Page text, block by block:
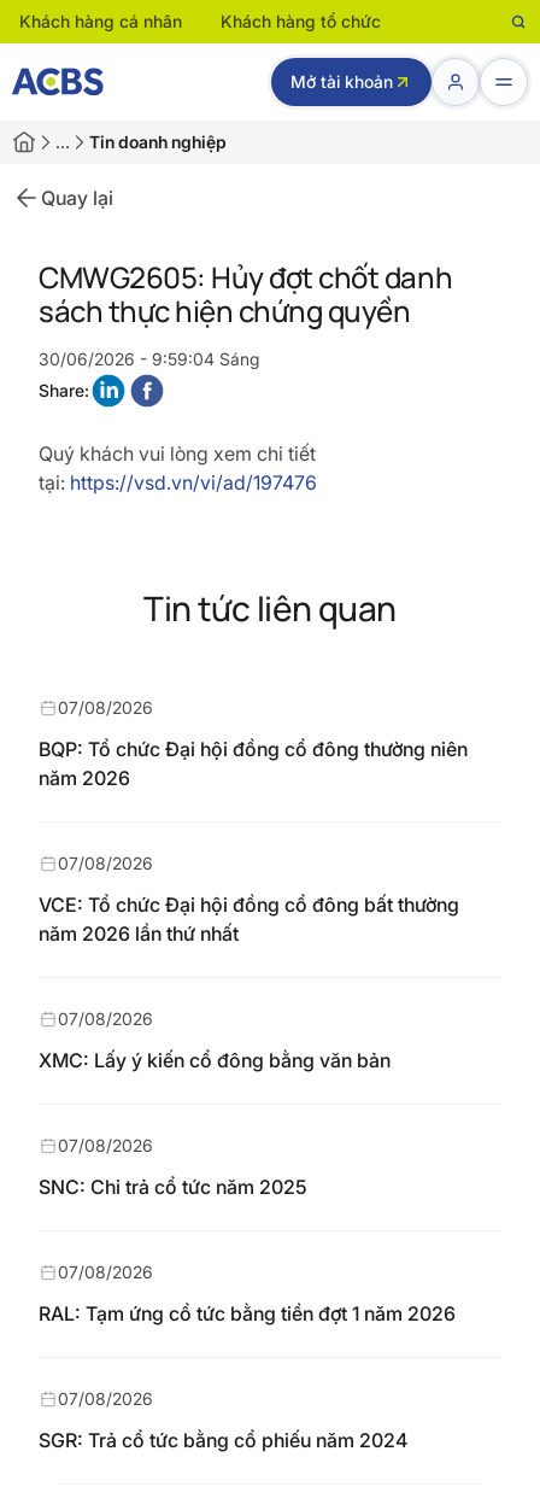
Khách hàng cá nhân Khách hàng tổ chức
Mở tài khoản
… Tin doanh nghiệp
Quay lại
CMWG2605: Hủy đợt chốt danh
sách thực hiện chứng quyền
30/06/2026 - 9:59:04 Sáng
Share:
Quý khách vui lòng xem chi tiết
tại: https://vsd.vn/vi/ad/197476
Tin tức liên quan
BQP: Tổ chức Đại hội đồng cổ đông thường niên
năm 2026
07/08/2026
VCE: Tổ chức Đại hội đồng cổ đông bất thường
năm 2026 lần thứ nhất
07/08/2026
XMC: Lấy ý kiến cổ đông bằng văn bản
07/08/2026
SNC: Chi trả cổ tức năm 2025
07/08/2026
RAL: Tạm ứng cổ tức bằng tiền đợt 1 năm 2026
07/08/2026
SGR: Trả cổ tức bằng cổ phiếu năm 2024
07/08/2026